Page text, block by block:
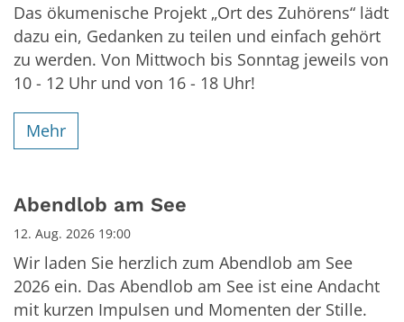
Das ökumenische Projekt „Ort des Zuhörens“ lädt
dazu ein, Gedanken zu teilen und einfach gehört
zu werden. Von Mittwoch bis Sonntag jeweils von
10 - 12 Uhr und von 16 - 18 Uhr!
Mehr
Abendlob am See
12. Aug. 2026 19:00
Wir laden Sie herzlich zum Abendlob am See
2026 ein. Das Abendlob am See ist eine Andacht
mit kurzen Impulsen und Momenten der Stille.